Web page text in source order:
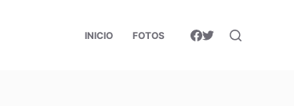
INICIO FOTOS